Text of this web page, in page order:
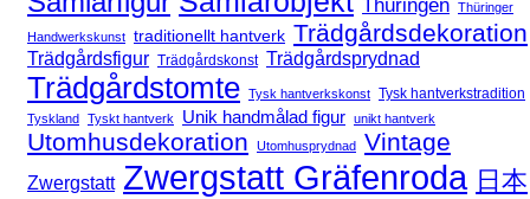
Thüringen Thüringer
Handwerkskunst traditionellt hantverk Trädgårdsdekoration
Trädgårdsfigur Trädgårdskonst Trädgårdsprydnad
Trädgårdstomte Tysk hantverkskonst Tysk hantverkstradition
Tyskland Tyskt hantverk Unik handmålad figur unikt hantverk
Utomhusdekoration Utomhusprydnad Vintage
Zwergstatt Zwergstatt Gräfenroda 日本